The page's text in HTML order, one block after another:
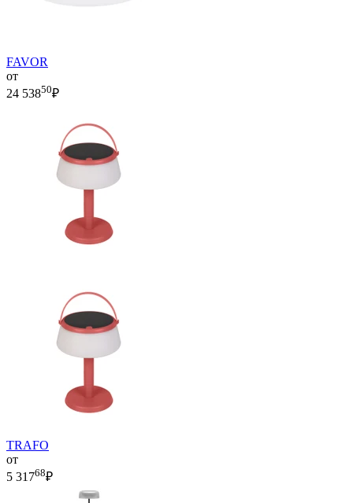
FAVOR
от
24 53850₽
TRAFO
от
5 31768₽